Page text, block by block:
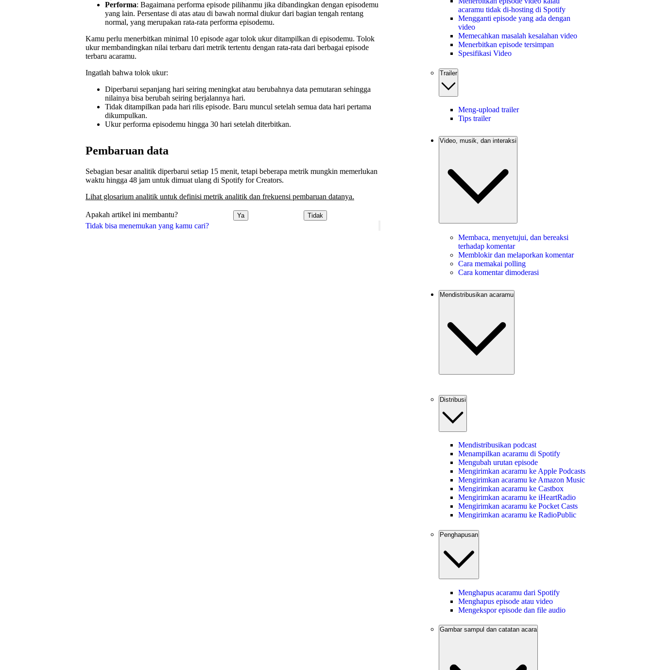
Tidak bisa menemukan yang kamu cari?
Performa: Bagaimana performa episode pilihanmu jika dibandingkan dengan episodemu
yang lain. Persentase di atas atau di bawah normal diukur dari bagian tengah rentang
normal, yang merupakan rata-rata performa episodemu.
Kamu perlu menerbitkan minimal 10 episode agar tolok ukur ditampilkan di episodemu. Tolok
ukur membandingkan nilai terbaru dari metrik tertentu dengan rata-rata dari berbagai episode
terbaru acaramu.
Ingatlah bahwa tolok ukur:
Diperbarui sepanjang hari seiring meningkat atau berubahnya data pemutaran sehingga
nilainya bisa berubah seiring berjalannya hari.
Tidak ditampilkan pada hari rilis episode. Baru muncul setelah semua data hari pertama
dikumpulkan.
Ukur performa episodemu hingga 30 hari setelah diterbitkan.
Pembaruan data
Sebagian besar analitik diperbarui setiap 15 menit, tetapi beberapa metrik mungkin memerlukan
waktu hingga 48 jam untuk dimuat ulang di Spotify for Creators.
Lihat glosarium analitik untuk definisi metrik analitik dan frekuensi pembaruan datanya.
Apakah artikel ini membantu? Ya Tidak
acaramu tidak di-hosting di Spotify
Mengganti episode yang ada dengan
video
Memecahkan masalah kesalahan video
Menerbitkan episode tersimpan
Spesifikasi Video
Trailer
Meng-upload trailer
Tips trailer
Video, musik, dan interaksi
Membaca, menyetujui, dan bereaksi
terhadap komentar
Memblokir dan melaporkan komentar
Cara memakai polling
Cara komentar dimoderasi
Mendistribusikan acaramu
Distribusi
Mendistribusikan podcast
Menampilkan acaramu di Spotify
Mengubah urutan episode
Mengirimkan acaramu ke Apple Podcasts
Mengirimkan acaramu ke Amazon Music
Mengirimkan acaramu ke Castbox
Mengirimkan acaramu ke iHeartRadio
Mengirimkan acaramu ke Pocket Casts
Mengirimkan acaramu ke RadioPublic
Penghapusan
Menghapus acaramu dari Spotify
Menghapus episode atau video
Mengekspor episode dan file audio
Gambar sampul dan catatan acara